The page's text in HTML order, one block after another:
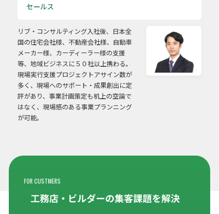
セールス
リブ・コンサルティング入社後、日本全
国の住宅会社様、不動産会社様、自動車
メーカー様、カーディーラー様の支援
等、地域ビジネスに５０社以上携わる。
現場実行支援プロジェクトアサイン数が
多く、現場へのサポート・成果創出に定
評があり、事業計画策定も机上の空論で
はなく、現場感のある事業プランニング
が可能。
FOR CUSTMERS